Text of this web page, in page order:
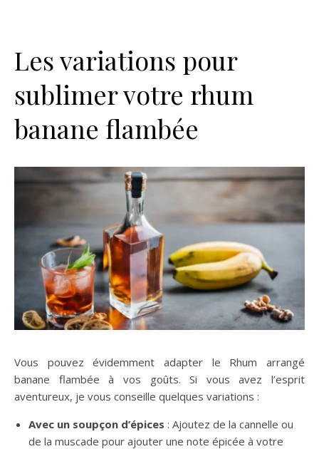
Les variations pour
sublimer votre rhum
banane flambée
Vous pouvez évidemment adapter le Rhum arrangé
banane flambée à vos goûts. Si vous avez l’esprit
aventureux, je vous conseille quelques variations :
Avec un soupçon d’épices : Ajoutez de la cannelle ou
de la muscade pour ajouter une note épicée à votre